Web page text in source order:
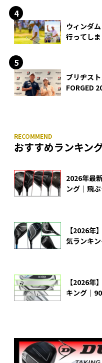
ウィンダ
行ってし
ブリヂス
FORGED
おすすめランキン
2026年最
ング｜飛
【2026年
気ランキ
【2026年
キング｜